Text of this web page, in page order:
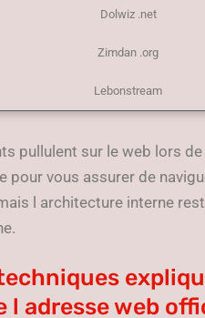
Dolwiz .net
Zimdan .org
Lebonstream
pullulent sur le web lors
pour vous assurer de
l architecture interne
l adresse web